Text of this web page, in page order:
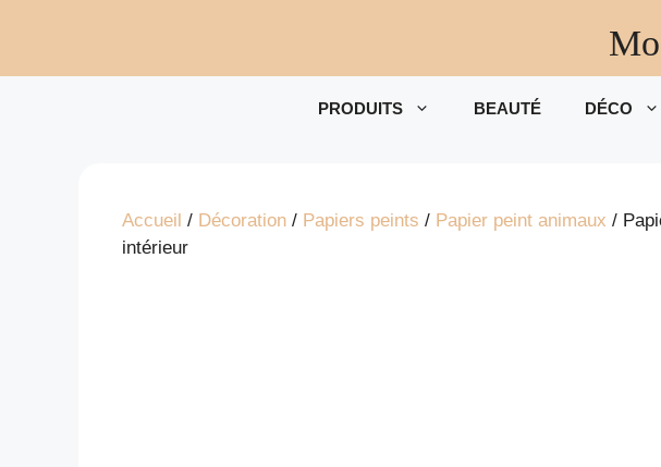
PRODUITS BEAUTÉ DÉCO
Accueil / Décoration / Papiers peints / Papier peint animaux /
intérieur